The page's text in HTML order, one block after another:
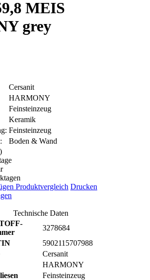
MEIS
grey
Cersanit
HARMONY
Feinsteinzeug
Keramik
Feinsteinzeug
Boden & Wand
Produktvergleich Drucken
Technische Daten
3278684
5902115707988
Cersanit
HARMONY
Feinsteinzeug